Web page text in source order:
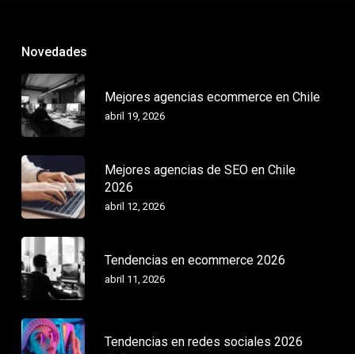
Novedades
Mejores agencias ecommerce en Chile
abril 19, 2026
Mejores agencias de SEO en Chile
2026
abril 12, 2026
Tendencias en ecommerce 2026
abril 11, 2026
Tendencias en redes sociales 2026